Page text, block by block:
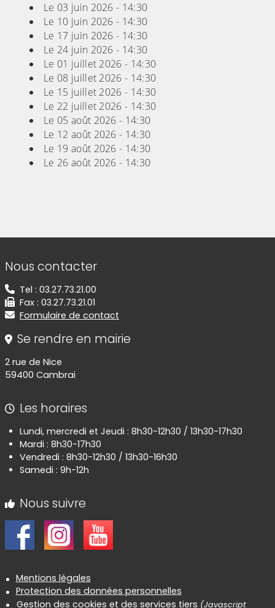
Le 03 juin 2026 - 14:30
Le 10 juin 2026 - 14:30
Le 17 juin 2026 - 14:30
Le 24 juin 2026 - 14:30
Le 01 juillet 2026 - 14:30
Le 08 juillet 2026 - 14:30
Le 15 juillet 2026 - 14:30
Le 22 juillet 2026 - 14:30
Le 05 août 2026 - 14:30
Le 12 août 2026 - 14:30
Le 19 août 2026 - 14:30
Le 26 août 2026 - 14:30
Informations de contact
Nous contacter
Tel : 03.27.73.21.00
Fax : 03.27.73.21.01
Formulaire de contact
Se rendre en mairie
2 rue de Nice
59400 Cambrai
Les horaires
Lundi, mercredi et Jeudi : 8h30-12h30 / 13h30-17h30
Mardi : 8h30-17h30
Vendredi : 8h30-12h30 / 13h30-16h30
Samedi : 9h-12h
Nous suivre
Informations réglementaires
Mentions légales
Protection des données personnelles
Gestion des cookies et des services tiers (Javascript